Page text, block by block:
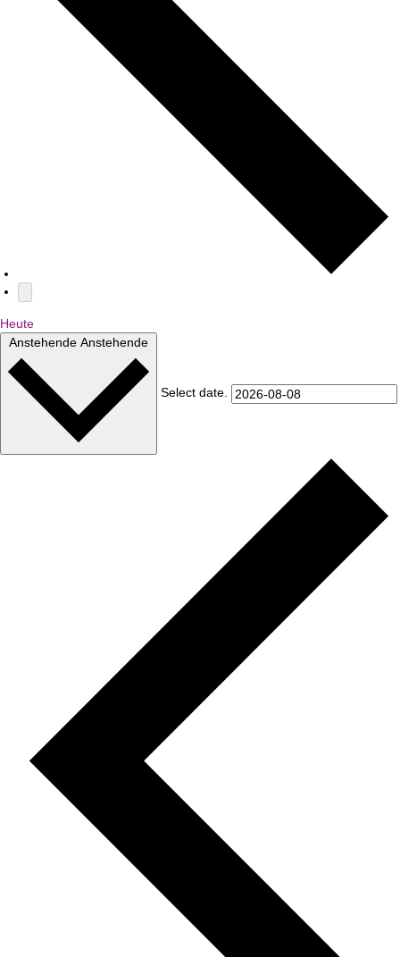
Heute
Anstehende Anstehende
Select date.